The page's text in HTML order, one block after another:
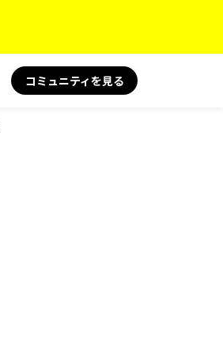
コミュニティを見る